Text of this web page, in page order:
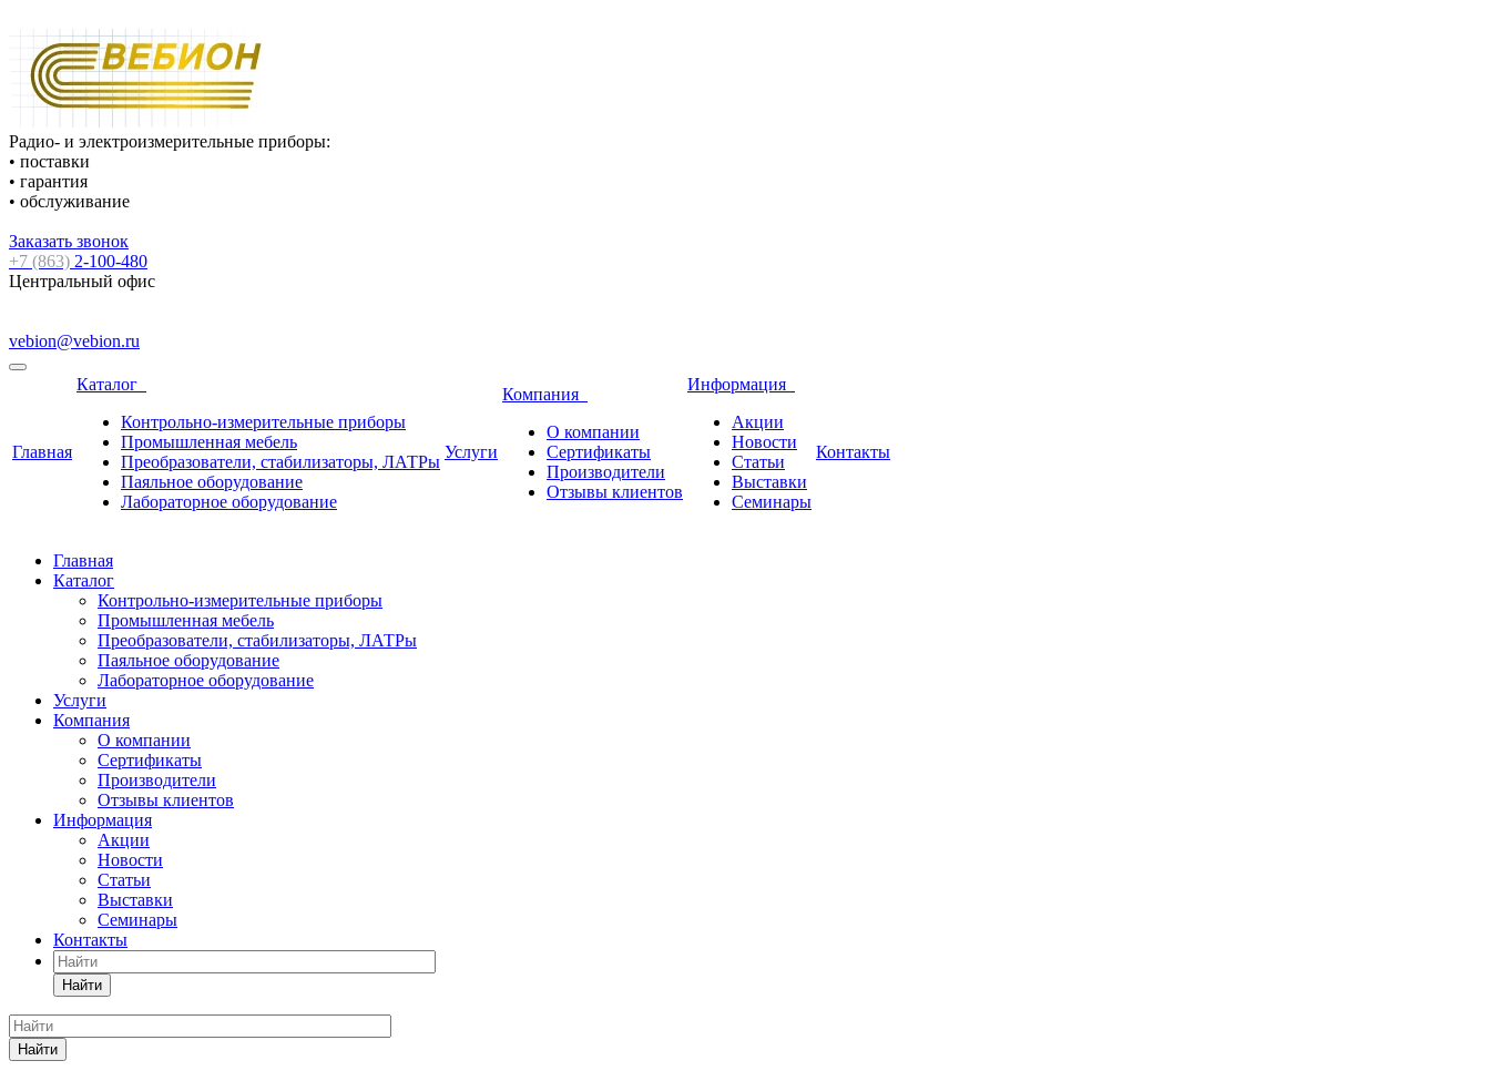
Радио- и электроизмерительные приборы:
• поставки
• гарантия
• обслуживание
Заказать звонок
+7 (863) 2-100-480
Центральный офис
vebion@vebion.ru
Главная
Каталог
Контрольно-измерительные приборы
Промышленная мебель
Преобразователи, стабилизаторы, ЛАТРы
Паяльное оборудование
Лабораторное оборудование
Услуги
Компания
О компании
Сертификаты
Производители
Отзывы клиентов
Информация
Акции
Новости
Статьи
Выставки
Семинары
Контакты
Главная
Каталог
Контрольно-измерительные приборы
Промышленная мебель
Преобразователи, стабилизаторы, ЛАТРы
Паяльное оборудование
Лабораторное оборудование
Услуги
Компания
О компании
Сертификаты
Производители
Отзывы клиентов
Информация
Акции
Новости
Статьи
Выставки
Семинары
Контакты
Найти
Найти